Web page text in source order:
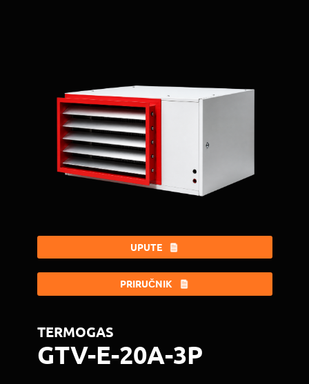
UPUTE
PRIRUČNIK
TERMOGAS
GTV-E-20A-3P